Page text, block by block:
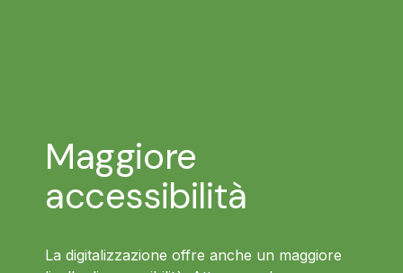
Maggiore
accessibilità
La digitalizzazione offre anche un maggiore